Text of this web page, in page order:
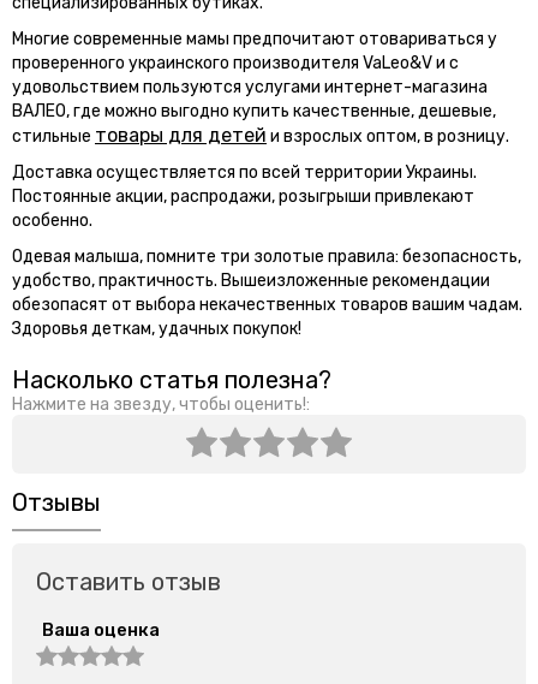
Многие современные мамы предпочитают отовариваться у
проверенного украинского производителя VaLeo&V и с
удовольствием пользуются услугами интернет-магазина
ВАЛЕО, где можно выгодно купить качественные, дешевые,
стильные товары для детей и взрослых оптом, в розницу.
Доставка осуществляется по всей территории Украины.
Постоянные акции, распродажи, розыгрыши привлекают
особенно.
Одевая малыша, помните три золотые правила: безопасность,
удобство, практичность. Вышеизложенные рекомендации
обезопасят от выбора некачественных товаров вашим чадам.
Здоровья деткам, удачных покупок!
Насколько статья полезна?
Нажмите на звезду, чтобы оценить!:
Отзывы
Оставить отзыв
Ваша оценка